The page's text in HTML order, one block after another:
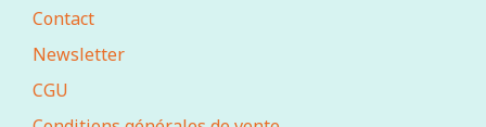
Contact
Newsletter
CGU